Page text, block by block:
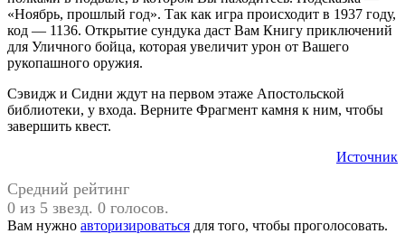
«Ноябрь, прошлый год». Так как игра происходит в 1937 году,
код — 1136. Открытие сундука даст Вам Книгу приключений
для Уличного бойца, которая увеличит урон от Вашего
рукопашного оружия.
Сэвидж и Сидни ждут на первом этаже Апостольской
библиотеки, у входа. Верните Фрагмент камня к ним, чтобы
завершить квест.
Источник
Средний рейтинг
0 из 5 звезд. 0 голосов.
Вам нужно авторизироваться для того, чтобы проголосовать.